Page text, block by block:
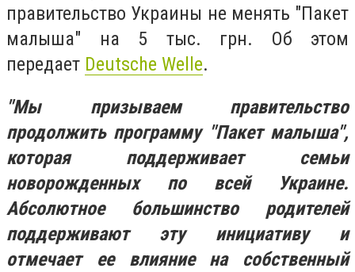
правительство Украины не менять "Пакет
малыша" на 5 тыс. грн. Об этом
передает Deutsche Welle.
"Мы призываем правительство
продолжить программу "Пакет малыша",
которая поддерживает семьи
новорожденных по всей Украине.
Абсолютное большинство родителей
поддерживают эту инициативу и
отмечает ее влияние на собственный